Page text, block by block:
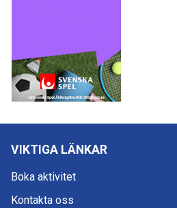
VIKTIGA LÄNKAR
Boka aktivitet
Kontakta oss